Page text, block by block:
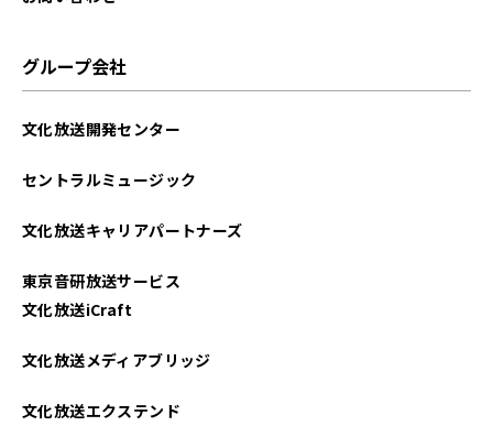
2025年06月
2025年01月
2024年12月
グループ会社
文化放送開発センター
セントラルミュージック
文化放送キャリアパートナーズ
東京音研放送サービス
文化放送iCraft
文化放送メディアブリッジ
文化放送エクステンド